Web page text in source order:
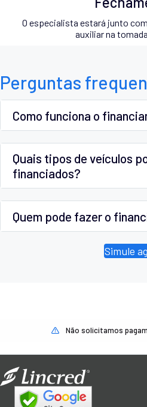
O especialista estará junto
auxiliar na
Perguntas
Como funciona o
Quais tipos de veículos
financiados?
Quem pode fazer o
Simule
Não solicitamos